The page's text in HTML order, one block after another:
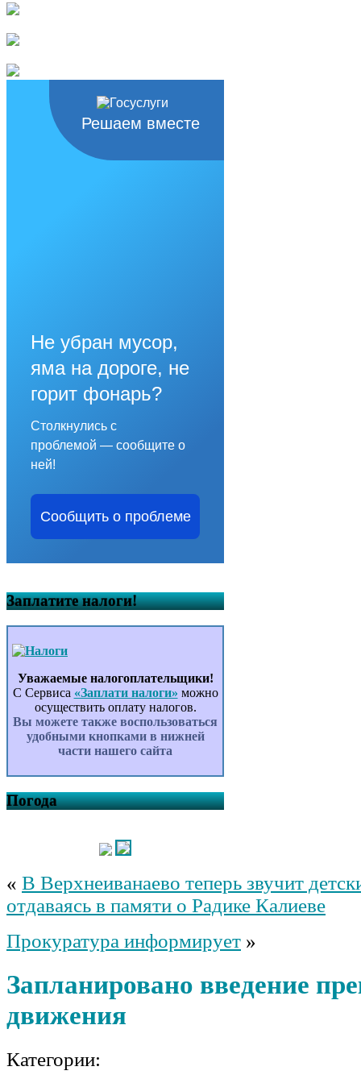
Решаем вместе
Не убран мусор,
яма на дороге, не
горит фонарь?
Столкнулись с
проблемой — сообщите о
ней!
Сообщить о проблеме
Заплатите налоги!
Уважаемые налогоплательщики!
С Сервиса «Заплати налоги» можно
осуществить оплату налогов.
Вы можете также воспользоваться
удобными кнопками в нижней
части нашего сайта
Погода
« В Верхнеиванаево теперь звучит
отдаваясь в памяти о Радике Калиеве
Прокуратура информирует »
Запланировано введение
движения
Категории: